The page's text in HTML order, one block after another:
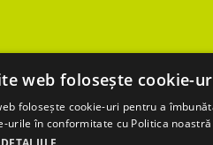
{ //alert('test'); var
web folosește cookie-
folosește cookie-uri pentru a
urile în conformitate cu Politica